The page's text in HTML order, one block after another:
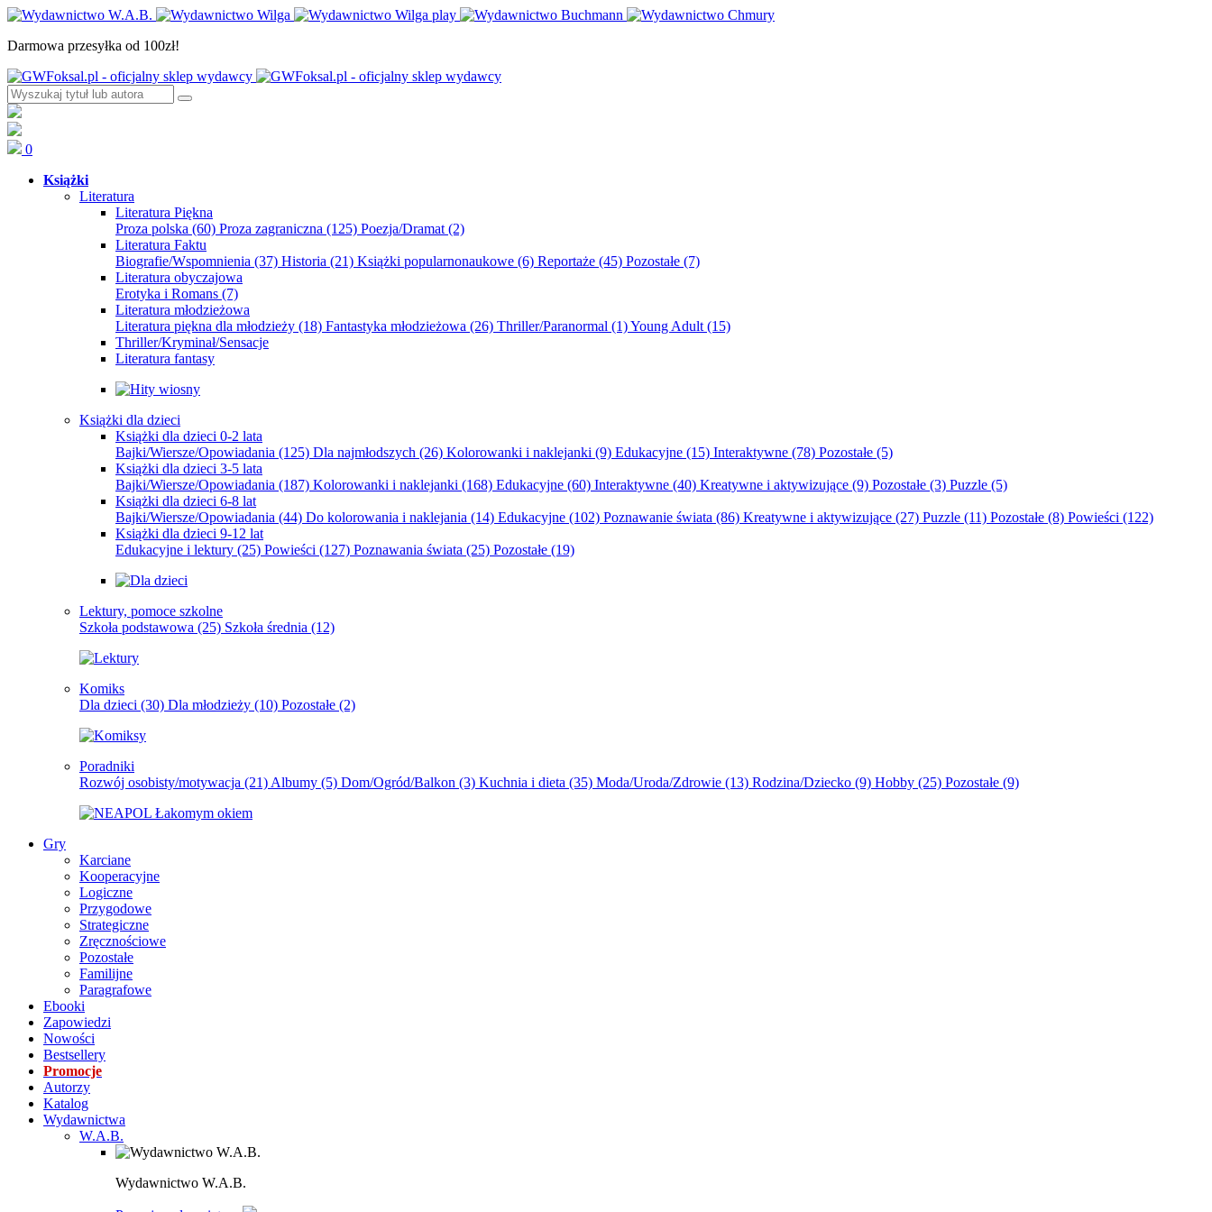
Darmowa przesyłka od 100zł!
0
Książki
Literatura
Literatura Piękna
Proza polska (60) Proza zagraniczna (125) Poezja/Dramat (2)
Literatura Faktu
Biografie/Wspomnienia (37) Historia (21) Książki popularnonaukowe (6) Reportaże (45) Pozostałe (7)
Literatura obyczajowa
Erotyka i Romans (7)
Literatura młodzieżowa
Literatura piękna dla młodzieży (18) Fantastyka młodzieżowa (26) Thriller/Paranormal (1)Young Adult (15)
Thriller/Kryminał/Sensacje
Literatura fantasy
Książki dla dzieci
Książki dla dzieci 0-2 lata
Bajki/Wiersze/Opowiadania (125) Dla najmłodszych (26) Kolorowanki i naklejanki (9) Edukacyjne (15) Interaktywne (78) Pozostałe (5)
Książki dla dzieci 3-5 lata
Bajki/Wiersze/Opowiadania (187) Kolorowanki i naklejanki (168) Edukacyjne (60) Interaktywne (40) Kreatywne i aktywizujące (9) Pozostałe (3) Puzzle (5)
Książki dla dzieci 6-8 lat
Bajki/Wiersze/Opowiadania (44) Do kolorowania i naklejania (14) Edukacyjne (102) Poznawanie świata (86) Kreatywne i aktywizujące (27) Puzzle (11) Pozostałe (8) Powieści (122)
Książki dla dzieci 9-12 lat
Edukacyjne i lektury (25) Powieści (127) Poznawania świata (25) Pozostałe (19)
Lektury, pomoce szkolne
Szkoła podstawowa (25) Szkoła średnia (12)
Komiks
Dla dzieci (30) Dla młodzieży (10) Pozostałe (2)
Poradniki
Rozwój osobisty/motywacja (21) Albumy (5) Dom/Ogród/Balkon (3) Kuchnia i dieta (35) Moda/Uroda/Zdrowie (13) Rodzina/Dziecko (9) Hobby (25) Pozostałe (9)
Gry
Karciane
Kooperacyjne
Logiczne
Przygodowe
Strategiczne
Zręcznościowe
Pozostałe
Familijne
Paragrafowe
Ebooki
Zapowiedzi
Nowości
Bestsellery
Promocje
Autorzy
Katalog
Wydawnictwa
W.A.B.
Wydawnictwo W.A.B.